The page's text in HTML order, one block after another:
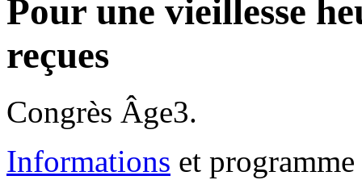
Pour une vieillesse
reçues
Congrès Âge3.
Informations et